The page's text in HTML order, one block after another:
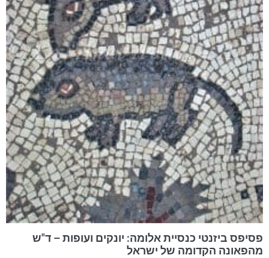
פסיפס ביזנטי כנסיית אלומה: יונקים ועופות – ד"ש
מהפאונה הקדומה של ישראל